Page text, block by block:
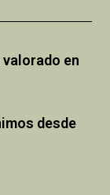
en
desde